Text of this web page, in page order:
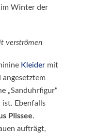
Winter der
verströmen
Kleider mit
angesetztem
„Sanduhrfigur“
Ebenfalls
Plissee.
aufträgt,